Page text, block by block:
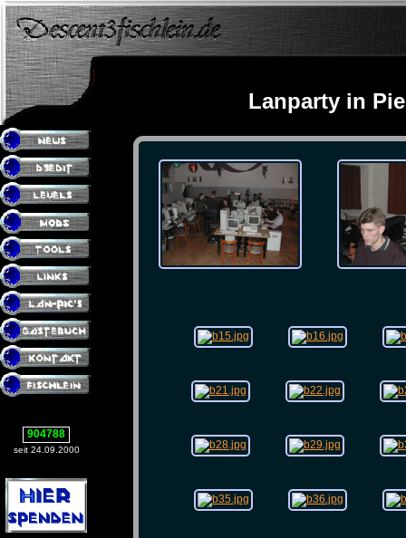
904788
seit 24.09.2000
Lanparty in